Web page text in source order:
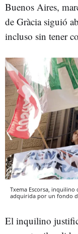
Buenos Aires,
de Gràcia siguió
incluso sin tener
Txema Escorsa, inquilino
adquirida por un fondo
El inquilino